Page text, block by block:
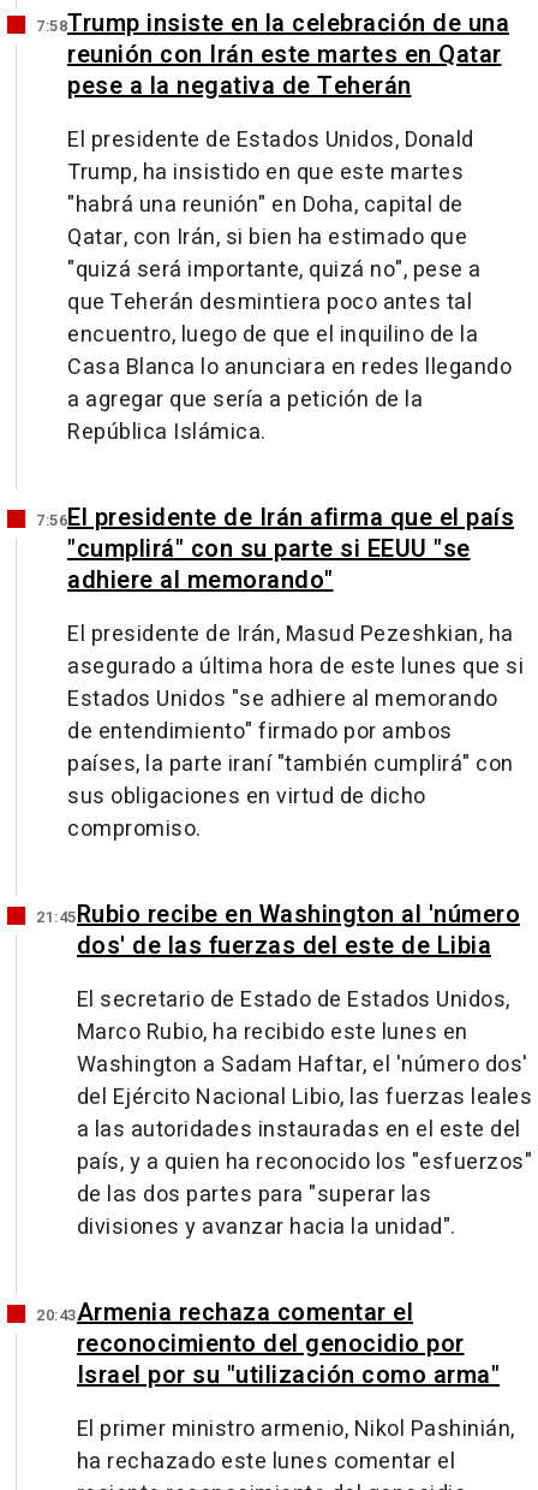
7:58Trump insiste en la celebración de una
reunión con Irán este martes en Qatar
pese a la negativa de Teherán
El presidente de Estados Unidos, Donald
Trump, ha insistido en que este martes
"habrá una reunión" en Doha, capital de
Qatar, con Irán, si bien ha estimado que
"quizá será importante, quizá no", pese a
que Teherán desmintiera poco antes tal
encuentro, luego de que el inquilino de la
Casa Blanca lo anunciara en redes llegando
a agregar que sería a petición de la
República Islámica.
7:56El presidente de Irán afirma que el país
"cumplirá" con su parte si EEUU "se
adhiere al memorando"
El presidente de Irán, Masud Pezeshkian, ha
asegurado a última hora de este lunes que si
Estados Unidos "se adhiere al memorando
de entendimiento" firmado por ambos
países, la parte iraní "también cumplirá" con
sus obligaciones en virtud de dicho
compromiso.
21:45Rubio recibe en Washington al 'número
dos' de las fuerzas del este de Libia
El secretario de Estado de Estados Unidos,
Marco Rubio, ha recibido este lunes en
Washington a Sadam Haftar, el 'número dos'
del Ejército Nacional Libio, las fuerzas leales
a las autoridades instauradas en el este del
país, y a quien ha reconocido los "esfuerzos"
de las dos partes para "superar las
divisiones y avanzar hacia la unidad".
20:43Armenia rechaza comentar el
reconocimiento del genocidio por
Israel por su "utilización como arma"
El primer ministro armenio, Nikol Pashinián,
ha rechazado este lunes comentar el